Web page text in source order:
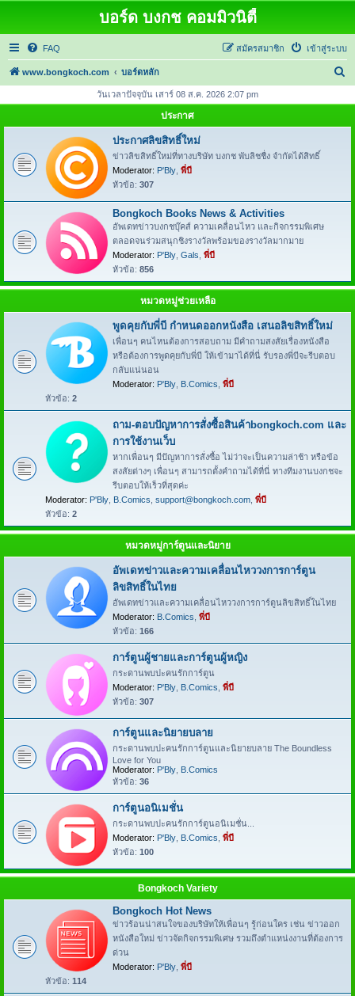
บอร์ด บงกช คอมมิวนิตี้
FAQ เข้าสู่ระบบ
สมัครสมาชิก
www.bongkoch.com บอร์ดหลัก
า
วันเวลาปัจจุบัน เสาร์ 08 ส.ค. 2026 2:07 pm
ประกาศ
ประกาศลิขสิทธิ์ใหม่
ข่าวลิขสิทธิ์ใหม่ที่ทางบริษัท บงกช พับลิชชื่ง จำกัดได้สิทธิ์
Moderator: P'Bly พี่บี
หัวข้อ: 307
Bongkoch Books News & Activities
อัพเดทข่าวบงกชบุ๊คส์ ความเคลื่อนไหว และกิจกรรมพิเศษ
ตลอดจนร่วมสนุกชิงรางวัลพร้อมของรางวัลมากมาย
Moderator: P'Bly Gals พี่บี
หัวข้อ: 856
หมวดหมู่ช่วยเหลือ
พูดคุยกับพี่บี กำหนดออกหนังสือ เสนอลิขสิทธิ์ใหม่
เพื่อนๆ คนไหนต้องการสอบถาม มีคำถามสงสัยเรื่องหนังสือ
หรือต้องการพูดคุยกับพี่บี ให้เข้ามาได้ที่นี่ รับรองพี่บีจะรีบตอบ
กลับแน่นอน
Moderator: P'Bly B.Comics พี่บี
หัวข้อ: 2
ถาม-ตอบปัญหาการสั่งซื้อสินค้าbongkoch.com และ
การใช้งานเว็บ
หากเพื่อนๆ มีปัญหาการสั่งซื้อ ไม่ว่าจะเป็นความล่าช้า หรือข้อ
สงสัยต่างๆ เพื่อนๆ สามารถตั้งคำถามได้ที่นี่ ทางทีมงานบงกชจะ
รีบตอบให้เร็วที่สุดค่ะ
Moderator: P'Bly B.Comics support@bongkoch.com พี่บี
หัวข้อ: 2
หมวดหมู่การ์ตูนและนิยาย
อัพเดทข่าวและความเคลื่อนไหววงการการ์ตูน
ลิขสิทธิ์ในไทย
อัพเดทข่าวและความเคลื่อนไหววงการการ์ตูนลิขสิทธิ์ในไทย
Moderator: B.Comics พี่บี
หัวข้อ: 166
การ์ตูนผู้ชายและการ์ตูนผู้หญิง
กระดานพบปะคนรักการ์ตูน
Moderator: P'Bly B.Comics พี่บี
หัวข้อ: 307
การ์ตูนและนิยายบลาย
กระดานพบปะคนรักการ์ตูนและนิยายบลาย The Boundless
Love for You
Moderator: P'Bly B.Comics
หัวข้อ: 36
การ์ตูนอนิเมชั่น
กระดานพบปะคนรักการ์ตูนอนิเมชั่น...
Moderator: P'Bly B.Comics พี่บี
หัวข้อ: 100
Bongkoch Variety
Bongkoch Hot News
ข่าวร้อนน่าสนใจของบริษัทให้เพื่อนๆ รู้ก่อนใคร เช่น ข่าวออก
หนังสือใหม่ ข่าวจัดกิจกรรมพิเศษ รวมถึงตำแหน่งงานที่ต้องการ
ด่วน
Moderator: P'Bly พี่บี
หัวข้อ: 114